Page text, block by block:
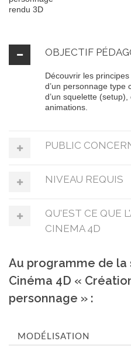
OBJECTIF
Découvrir les
d’un personnage type
d’un squelette
animations.
PUBLIC
NIVEAU REQUIS
QU'EST CE QUE
CINEMA 4D
Au programme de la
Cinéma 4D «
personnage » :
MODÉLISATION